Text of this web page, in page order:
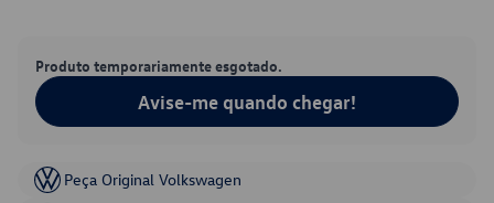
Produto temporariamente esgotado.
Avise-me quando chegar!
Peça Original Volkswagen